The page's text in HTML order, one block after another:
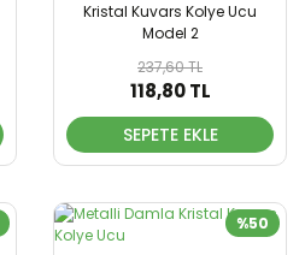
Kristal Kuvars Kolye Ucu
Model 2
237,60 TL
118,80 TL
SEPETE EKLE
%50